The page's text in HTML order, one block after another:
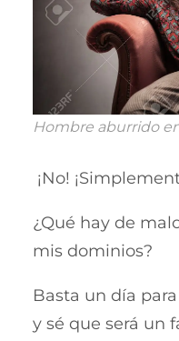
Hombre aburrido
¡No!
¿Qué hay de
mis dominios?
Basta un día
y sé que será un